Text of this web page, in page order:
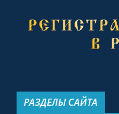
РАЗДЕЛЫ САЙТА